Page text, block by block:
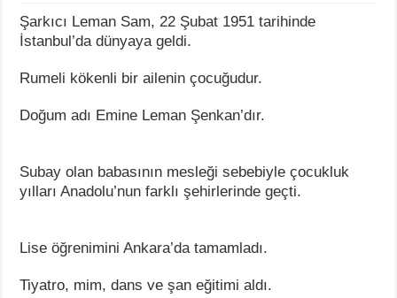
Şarkıcı Leman Sam, 22 Şubat 1951 tarihinde
İstanbul’da dünyaya geldi.
Rumeli kökenli bir ailenin çocuğudur.
Doğum adı Emine Leman Şenkan’dır.
Subay olan babasının mesleği sebebiyle çocukluk
yılları Anadolu’nun farklı şehirlerinde geçti.
Lise öğrenimini Ankara’da tamamladı.
Tiyatro, mim, dans ve şan eğitimi aldı.